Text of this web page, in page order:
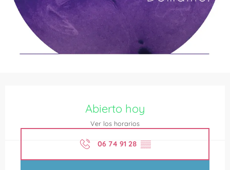
Abierto hoy
Ver los horarios
06 74 91 28 ▒▒